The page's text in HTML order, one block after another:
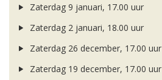
Zaterdag 9 januari, 17.00 uur
Zaterdag 2 januari, 18.00 uur
Zaterdag 26 december, 17.00 uur
Zaterdag 19 december, 17.00 uur